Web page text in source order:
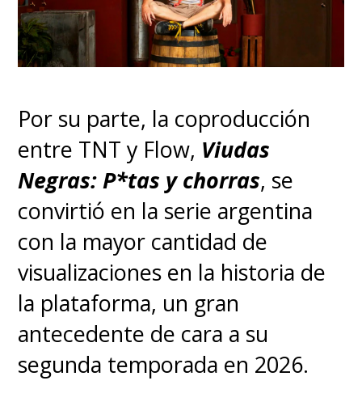
Por su parte, la coproducción
entre TNT y Flow, Viudas
Negras: P*tas y chorras, se
convirtió en la serie argentina
con la mayor cantidad de
visualizaciones en la historia de
la plataforma, un gran
antecedente de cara a su
segunda temporada en 2026.